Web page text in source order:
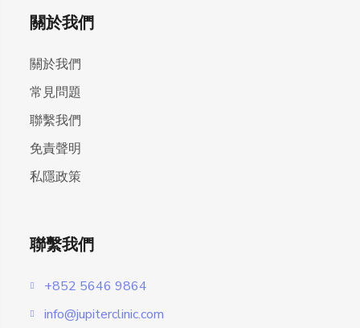
關於我們
關於我們
常見問題
聯繫我們
免責聲明
私隱政策
聯繫我們
+852 5646 9864
info@jupiterclinic.com